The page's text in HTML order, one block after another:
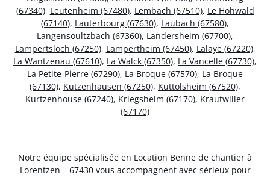
(67340), Leutenheim (67480), Lembach (67510), Le Hohwald
(67140), Lauterbourg (67630), Laubach (67580),
Langensoultzbach (67360), Landersheim (67700),
Lampertsloch (67250), Lampertheim (67450), Lalaye (67220),
La Wantzenau (67610), La Walck (67350), La Vancelle (67730),
La Petite-Pierre (67290), La Broque (67570), La Broque
(67130), Kutzenhausen (67250), Kuttolsheim (67520),
Kurtzenhouse (67240), Kriegsheim (67170), Krautwiller
(67170)
Notre équipe spécialisée en Location Benne de chantier à
Lorentzen – 67430 vous accompagnent avec sérieux pour